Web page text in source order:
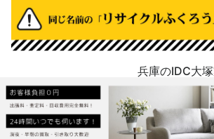
兵庫のIDC大